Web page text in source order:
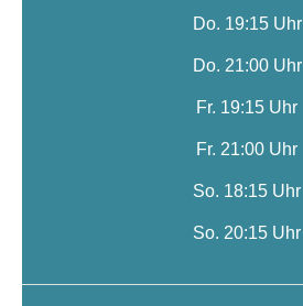
Do. 19:15 Uhr
Do. 21:00 Uhr
Fr. 19:15 Uhr
Fr. 21:00 Uhr
So. 18:15 Uhr
So. 20:15 Uhr